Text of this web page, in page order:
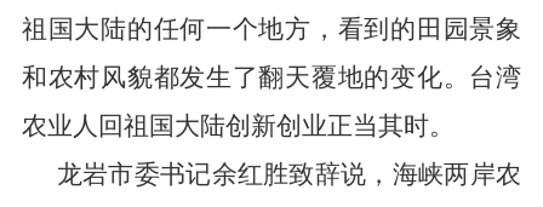
祖国大陆的任何一个地方，看到的田园景象
和农村风貌都发生了翻天覆地的变化。台湾
农业人回祖国大陆创新创业正当其时。
龙岩市委书记余红胜致辞说，海峡两岸农